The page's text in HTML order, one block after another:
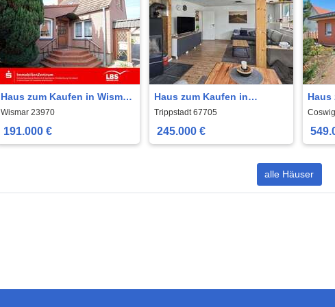
Haus zum Kaufen in Wismar
191.000 € 88 m²
Wismar 23970
191.000 €
Haus zum Kaufen in
Trippstadt 245.000 € 120 m²
Trippstadt 67705
245.000 €
Haus
alle Häuser